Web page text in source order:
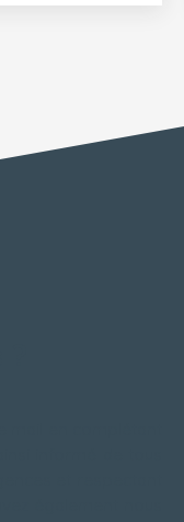
projeter !
Tesson 06. 31.